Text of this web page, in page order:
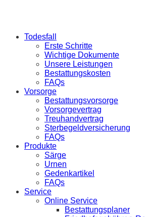
Todesfall
Erste Schritte
Wichtige Dokumente
Unsere Leistungen
Bestattungskosten
FAQs
Vorsorge
Bestattungsvorsorge
Vorsorgevertrag
Treuhandvertrag
Sterbegeldversicherung
FAQs
Produkte
Särge
Urnen
Gedenkartikel
FAQs
Service
Online Service
Bestattungsplaner